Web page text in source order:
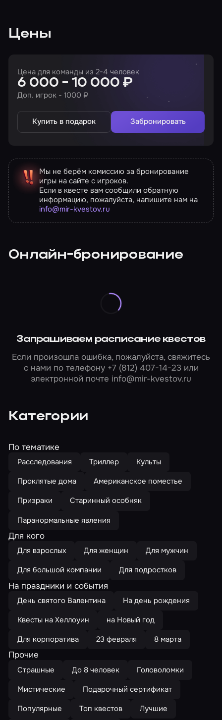
Цены
Цена для команды из 2-4 человек
6 000 - 10 000 ₽
Доп. игрок - 1000 ₽
Купить в подарок Забронировать
Мы не берём комиссию за бронирование
игры на сайте с игроков.
Если в квесте вам сообщили обратную
информацию, пожалуйста, напишите нам на
info@mir-kvestov.ru
Онлайн-бронирование
Запрашиваем расписание квестов
Если произошла ошибка, пожалуйста, свяжитесь
с нами по телефону +7 (812) 407-14-23или
электронной почте info@mir-kvestov.ru
Категории
По тематике
Расследования Триллер
Культы
Проклятые дома
Американское поместье
Призраки
Старинный особняк
Паранормальные явления
Для кого
Для взрослых Для женщин
Для мужчин
Для большой компании
Для подростков
На праздники и события
День святого Валентина
На день рождения
Квесты на Хеллоуин
на Новый год
Для корпоратива
23 февраля 8 марта
Прочие
Страшные До 8 человек
Головоломки
Мистические
Подарочный сертификат
Популярные
Топ квестов
Лучшие